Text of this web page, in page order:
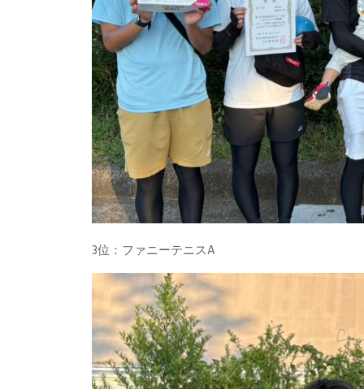
3位：ファニーテニスA